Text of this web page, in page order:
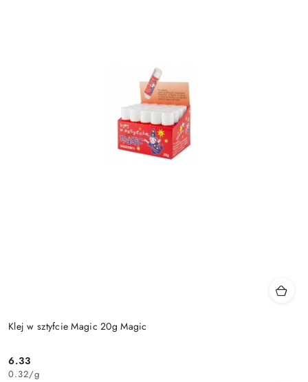
Klej w sztyfcie Magic 20g Magic
Cena:
6.33
0.32/g